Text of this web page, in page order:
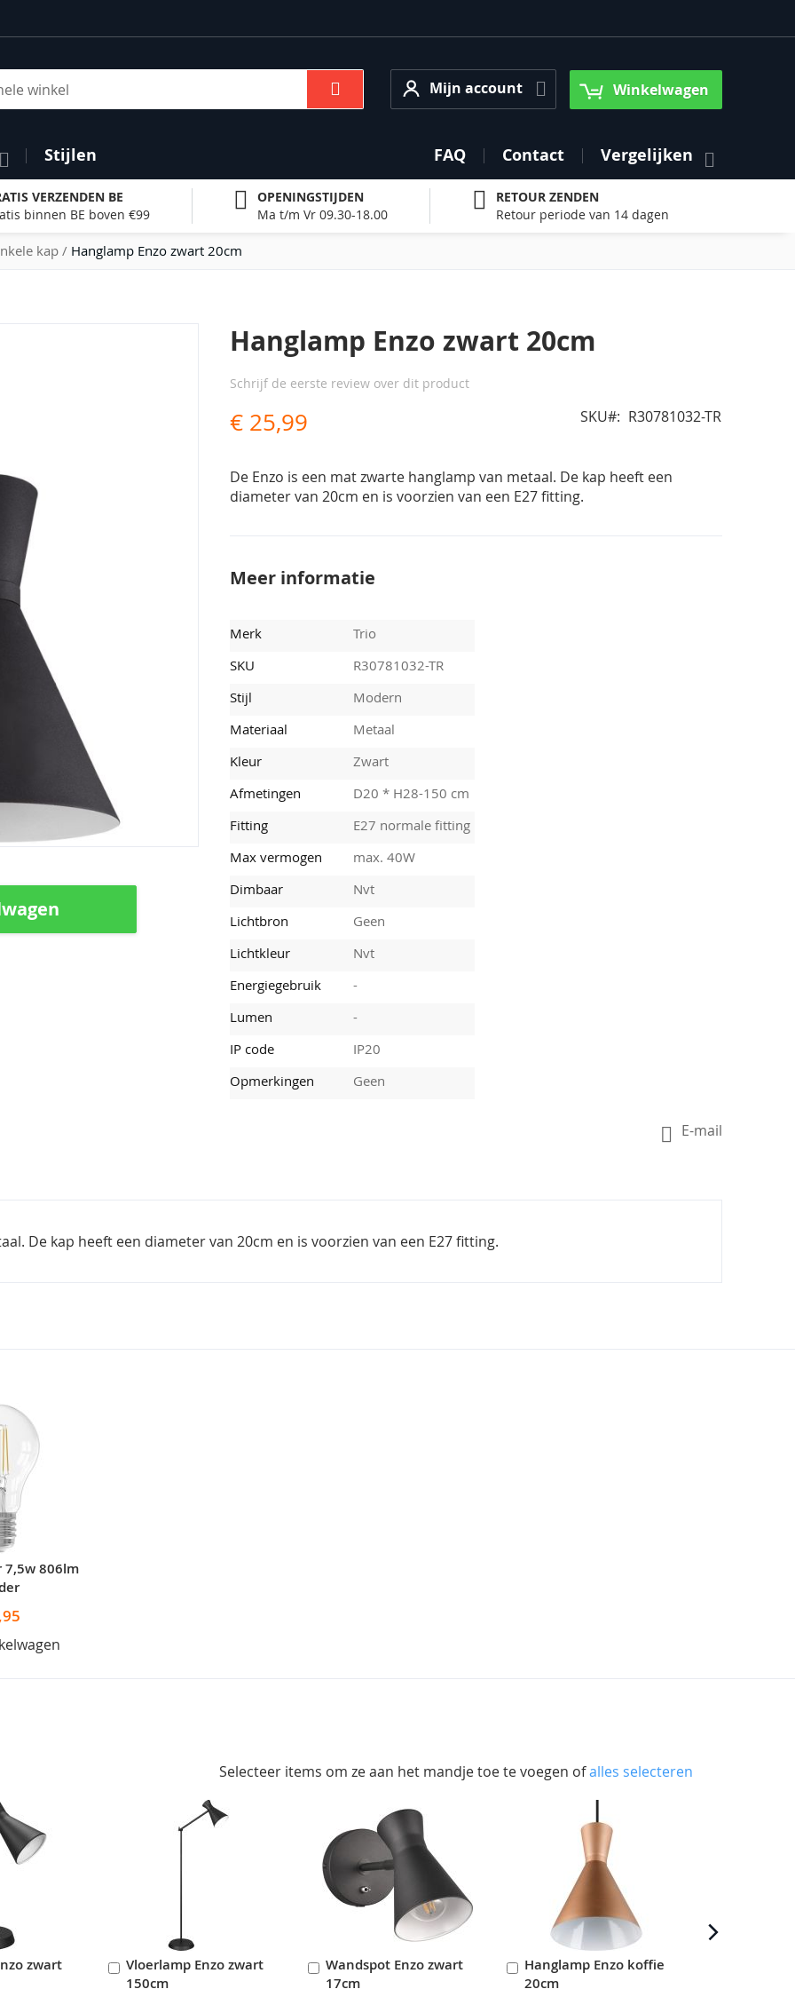
Mijn account
Mijn account Winkelwagen
Stijlen FAQ Contact Vergelijken
VERZENDEN BE
binnen BE boven €99
OPENINGSTIJDEN
Ma t/m Vr 09.30-18.00
RETOUR ZENDEN
Retour periode van 14 dagen
kap Hanglamp Enzo zwart 20cm
Hanglamp Enzo zwart 20cm
Schrijf de eerste review over dit product
€ 25,99 SKU R30781032-TR
De Enzo is een mat zwarte hanglamp van metaal. De kap heeft een
diameter van 20cm en is voorzien van een E27 fitting.
Meer informatie
Merk
Trio
SKU
R30781032-TR
Stijl
Modern
Materiaal
Metaal
Kleur
Zwart
Afmetingen
D20 * H28-150 cm
Fitting
E27 normale fitting
Max vermogen
max. 40W
Dimbaar
Nvt
Lichtbron
Geen
Lichtkleur
Nvt
Energiegebruik
-
Lumen
-
IP code
IP20
Opmerkingen
Geen
E-mail
De kap heeft een diameter van 20cm en is voorzien van een E27 fitting.
7,5w 806lm
Selecteer items om ze aan het mandje toe te voegen ofalles selecteren
zwart
Vloerlamp Enzo zwart
150cm
In
Wandspot Enzo zwart
17cm
In
Hanglamp Enzo koffie
20cm
In